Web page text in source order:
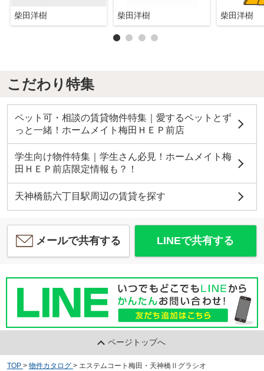
柴田洋樹 柴田洋樹 柴田洋樹
こだわり特集
ペット可・相談の賃貸物件特集｜愛するペットとず
っと一緒！ホームメイト梅田ＨＥＰ前店
学生向け物件特集｜学生さん必見！ホームメイト梅
田ＨＥＰ前店限定情報も？！
天神橋筋六丁目駅周辺の賃貸を探す
メールで共有する LINEで共有する
ページトップへ
TOP > 物件カタログ > エステムコート梅田・天神橋Ⅱグラシオ